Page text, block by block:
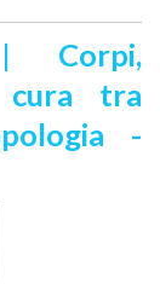
Corpi,
cura tra
-